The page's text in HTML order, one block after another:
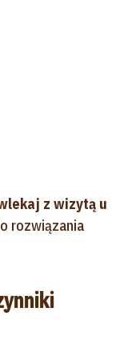
z wizytą u
rozwiązania